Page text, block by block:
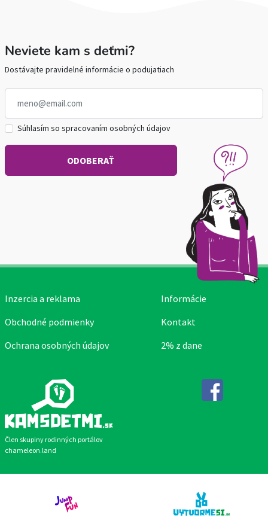
Neviete kam s deťmi?
Dostávajte pravidelné informácie o podujatiach
Súhlasím so spracovaním osobných údajov
Člen skupiny rodinných portálov
chameleon.land
Inzercia a reklama
Obchodné podmienky
Ochrana osobných údajov
Informácie
Kontakt
2% z dane